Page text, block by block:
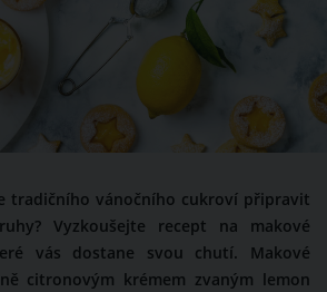
tradičního vánočního cukroví připravit
Vyzkoušejte recept na makové
vás dostane svou chutí. Makové
citronovým krémem zvaným lemon